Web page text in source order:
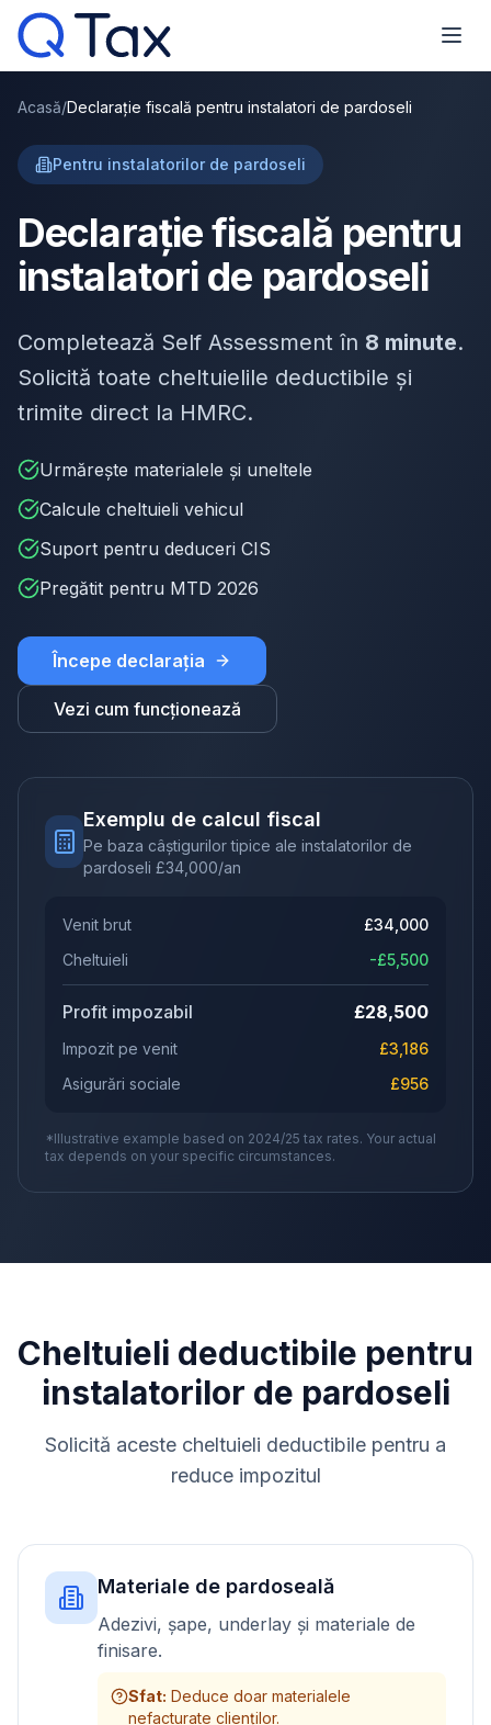
Acasă/Declarație fiscală pentru instalatori de pardoseli
Pentru instalatorilor de pardoseli
Declarație fiscală pentru
instalatori de pardoseli
Completează Self Assessment în 8 minute.
Solicită toate cheltuielile deductibile și
trimite direct la HMRC.
Urmărește materialele și uneltele
Calcule cheltuieli vehicul
Suport pentru deduceri CIS
Pregătit pentru MTD 2026
Începe declarația
Vezi cum funcționează
Exemplu de calcul fiscal
Pe baza câștigurilor tipice ale instalatorilor de
pardoseli £34,000/an
Venit brut £34,000
Cheltuieli
-£5,500
Profit impozabil £28,500
Impozit pe venit £3,186
Asigurări sociale
£956
*Illustrative example based on 2024/25 tax rates. Your actual
tax depends on your specific circumstances.
Cheltuieli deductibile pentru
instalatorilor de pardoseli
Solicită aceste cheltuieli deductibile pentru a
reduce impozitul
Materiale de pardoseală
Adezivi, șape, underlay și materiale de
finisare.
Sfat: Deduce doar materialele
nefacturate clienților.